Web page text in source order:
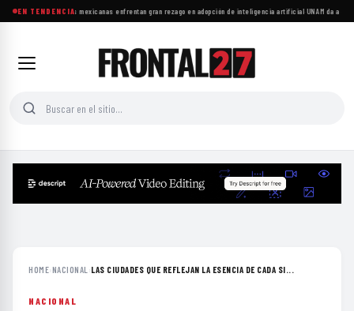
EN TENDENCIA
Las microempresas mexicanas enfrentan gran rezago en adopción de inteligencia artificial·UNAM da a
HOME›NACIONAL ›LAS CIUDADES QUE REFLEJAN LA ESENCIA DE CADA SI...
NACIONAL